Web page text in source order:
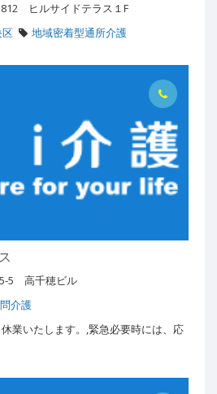
ヒルサイドテラス１F
区
地域密着型通所介護
5 高千穂ビル
介護
業いたします。,緊急必要時には、応